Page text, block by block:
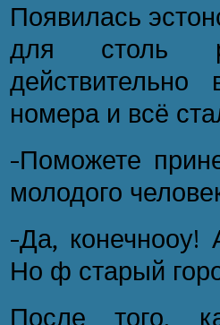
Появилась
для столь
номера и всё
-Поможете
молодого
-Да,
Но ф старый
После того,